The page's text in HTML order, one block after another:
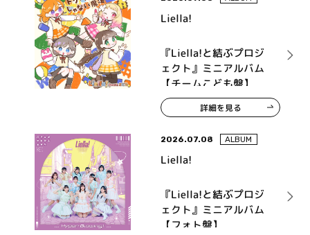
Liella!
『Liella!と結ぶプロジ
ェクト』ミニアルバム
【チームこども盤】
詳細を見る
2026.07.08 ALBUM
Liella!
『Liella!と結ぶプロジ
ェクト』ミニアルバム
【フォト盤】